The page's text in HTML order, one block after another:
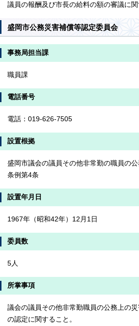
議員の報酬及び市長の給料の額の審議に関
盛岡市公務災害補償等認定委員会
事務局担当課
職員課
電話番号
電話：019-626-7505
設置根拠
盛岡市議会の議員その他非常勤の職員の
条例第4条
設置年月日
1967年（昭和42年）12月1日
委員数
5人
所掌事項
議会の議員その他非常勤職員の公務上の
の認定に関すること。